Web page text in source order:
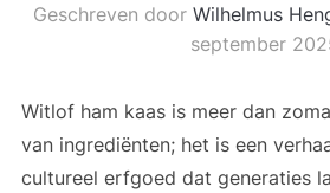
Geschreven door Wilhelmus
september
Witlof ham kaas is meer dan
van ingrediënten; het is een
cultureel erfgoed dat generaties